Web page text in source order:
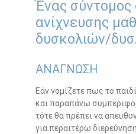
Ένας σύντομος
ανίχνευσης
δυσκολιών/
ΑΝΑΓΝΩΣΗ
Εάν νομίζετε πως το
και παραπάνω
τότε θα πρέπει να
για περαιτέρω